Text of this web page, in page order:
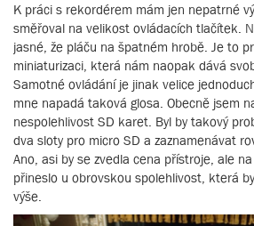
K práci s rekordérem mám jen nepatrné
směřoval na velikost ovládacích tlačítek.
jasné, že pláču na špatném hrobě. Je to
miniaturizaci, která nám naopak dává
Samotné ovládání je jinak velice
mne napadá taková glosa. Obecně jsem
nespolehlivost SD karet. Byl by takový
dva sloty pro micro SD a zaznamenávat
Ano, asi by se zvedla cena přístroje, ale
přineslo u obrovskou spolehlivost, která
výše.